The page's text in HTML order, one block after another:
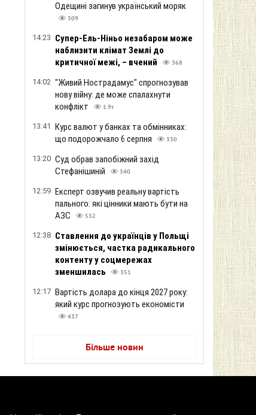
Одещині загинув український моряк
309
14:23 Супер-Ель-Ніньо незабаром може
наблизити клімат Землі до
критичної межі, – вчений
368
14:02 "Живий Нострадамус" спрогнозував
нову війну: де може спалахнути
конфлікт
1.9т
13:41 Курс валют у банках та обмінниках:
що подорожчало 6 серпня
330
13:20 Суд обрав запобіжний захід
Стефанішиній
340
12:59 Експерт озвучив реальну вартість
пального: які цінники мають бути на
АЗС
532
12:38 Ставлення до українців у Польщі
змінюється, частка радикального
контенту у соцмережах
зменшилась
351
12:17 Вартість долара до кінця 2027 року:
який курс прогнозують економісти
437
Більше новин